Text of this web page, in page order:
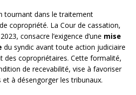
tournant dans le traitement
copropriété. La Cour de cassation,
consacre l’exigence d’une mise
du syndic avant toute action judiciaire
des copropriétaires. Cette formalité,
de recevabilité, vise à favoriser
à désengorger les tribunaux.